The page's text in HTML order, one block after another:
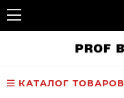
КАТАЛОГ ТОВАРОВ